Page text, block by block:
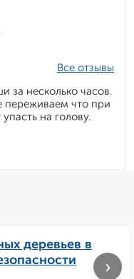
Все отзывы
за несколько часов.
переживаем что при
на голову.
деревьев в
›